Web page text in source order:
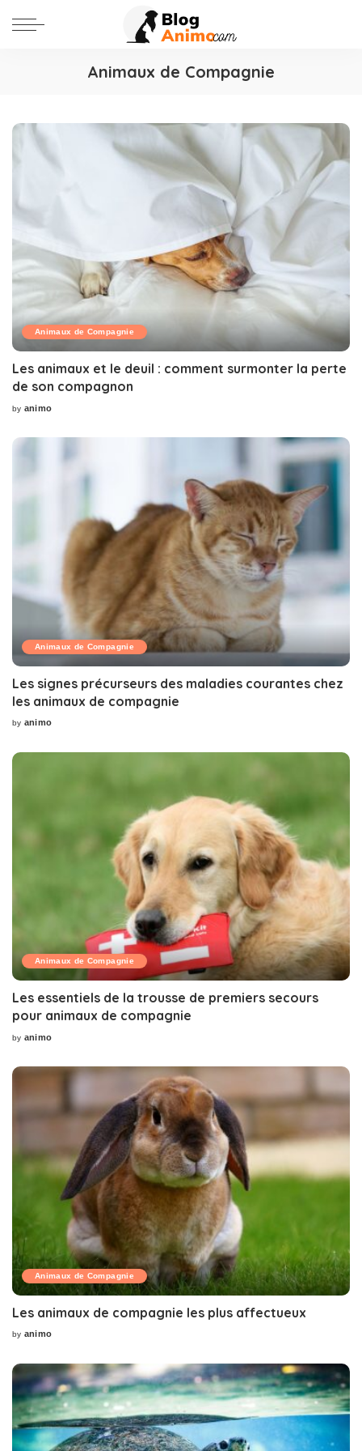
Animaux de Compagnie
Animaux de Compagnie
Les animaux et le deuil : comment surmonter la perte
de son compagnon
Posted
by animo
Animaux de Compagnie
Les signes précurseurs des maladies courantes chez
les animaux de compagnie
Posted
by animo
Animaux de Compagnie
Les essentiels de la trousse de premiers secours
pour animaux de compagnie
Posted
by animo
Animaux de Compagnie
Les animaux de compagnie les plus affectueux
Posted
by animo